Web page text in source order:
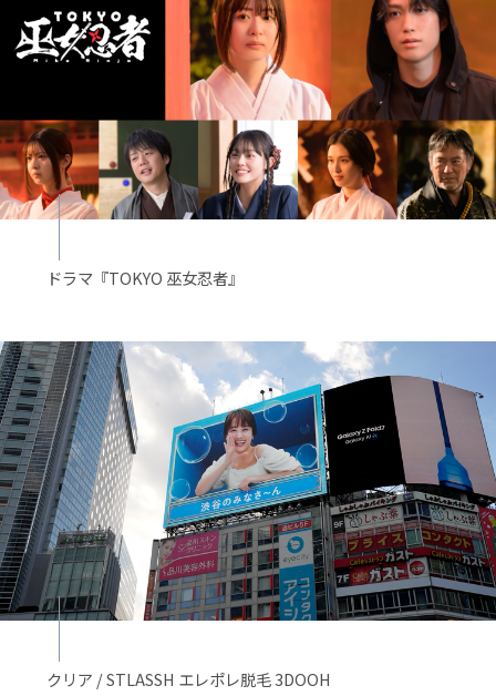
ドラマ『TOKYO 巫女忍者』
クリア / STLASSH エレポレ脱毛 3DOOH